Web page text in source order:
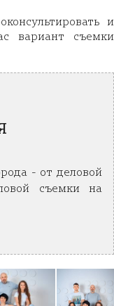
и
вариант съемки
- от деловой
съемки на